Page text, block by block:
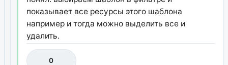
показывает все ресурсы этого шаблона
например и тогда можно выделить все и
удалить.
0